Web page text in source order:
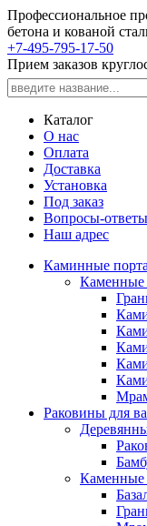
Профессиональное
бетона и кованой
+7-495-795-17-50
Прием заказов
Каталог
О нас
Оплата
Доставка
Установка
Под заказ
Вопросы-ответы
Наш адрес
Каминные
Раковины для
Каменные